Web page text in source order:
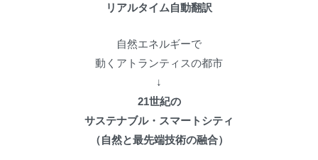
リアルタイム自動翻訳
自然エネルギーで
動くアトランティスの都市
↓
21世紀の
サステナブル・スマートシティ
（自然と最先端技術の融合）